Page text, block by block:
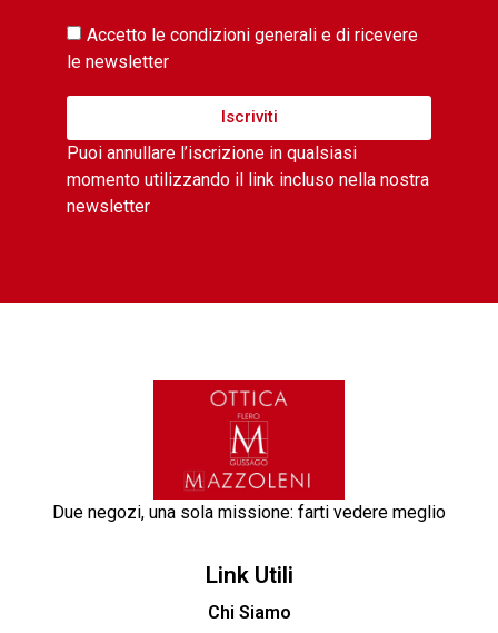
Accetto le condizioni generali e di ricevere
le newsletter
Iscriviti
Puoi annullare l’iscrizione in qualsiasi
momento utilizzando il link incluso nella nostra
newsletter
Due negozi, una sola missione: farti vedere meglio
Link Utili
Chi Siamo